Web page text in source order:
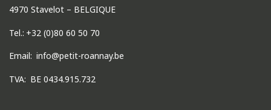
4970 Stavelot – BELGIQUE
Tel.: +32 (0)80 60 50 70
Email: info@petit-roannay.be
TVA: BE 0434.915.732